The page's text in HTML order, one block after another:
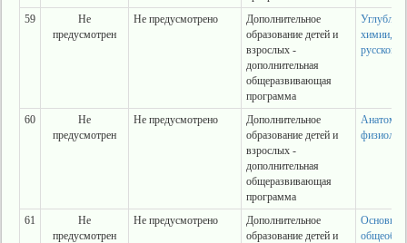
59
Не
предусмотрен
Не предусмотрено
Дополнительное
образование детей и
взрослых -
дополнительная
общеразвивающая
программа
химии,
русского
60
Не
предусмотрен
Не предусмотрено
Дополнительное
образование детей и
взрослых -
дополнительная
общеразвивающая
программа
61
Не
предусмотрен
Не предусмотрено
Дополнительное
образование детей и
Основная